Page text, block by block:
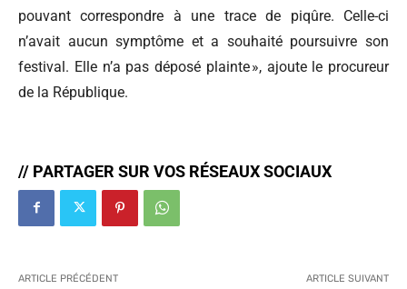
pouvant correspondre à une trace de piqûre. Celle-ci
n’avait aucun symptôme et a souhaité poursuivre son
festival. Elle n’a pas déposé plainte », ajoute le procureur
de la République.
// PARTAGER SUR VOS RÉSEAUX SOCIAUX
ARTICLE PRÉCÉDENT ARTICLE SUIVANT